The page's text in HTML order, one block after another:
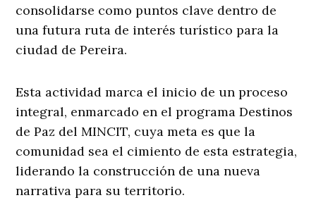
consolidarse como puntos clave dentro de
una futura ruta de interés turístico para la
ciudad de Pereira.
Esta actividad marca el inicio de un proceso
integral, enmarcado en el programa Destinos
de Paz del MINCIT, cuya meta es que la
comunidad sea el cimiento de esta estrategia,
liderando la construcción de una nueva
narrativa para su territorio.